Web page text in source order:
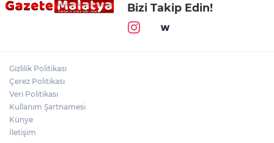
Bizi Takip Edin!
Gizlilik Politikası
Çerez Politikası
Veri Politikası
Kullanım Şartnamesi
Künye
İletişim